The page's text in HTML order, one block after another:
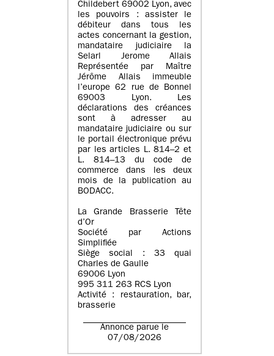
Childebert 69002 Lyon, avec
les pouvoirs : assister le
débiteur dans tous les
actes concernant la gestion,
mandataire judiciaire la
Selarl Jerome Allais
Représentée par Maître
Jérôme Allais immeuble
l’europe 62 rue de Bonnel
69003 Lyon. Les
déclarations des créances
sont à adresser au
mandataire judiciaire ou sur
le portail électronique prévu
par les articles L. 814–2 et
L. 814–13 du code de
commerce dans les deux
mois de la publication au
BODACC.
La Grande Brasserie Tête
d’Or
Société par Actions
Simplifiée
Siège social : 33 quai
Charles de Gaulle
69006 Lyon
995 311 263 RCS Lyon
Activité : restauration, bar,
brasserie
Annonce parue le
07/08/2026